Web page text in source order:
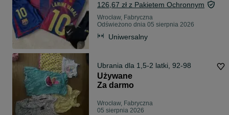
126,67 zł z Pakietem Ochronnym
Wrocław, Fabryczna
Odświeżono dnia 05 sierpnia 2026
Uniwersalny
Ubrania dla 1,5-2 latki, 92-98
Używane
Za darmo
Wrocław, Fabryczna
05 sierpnia 2026